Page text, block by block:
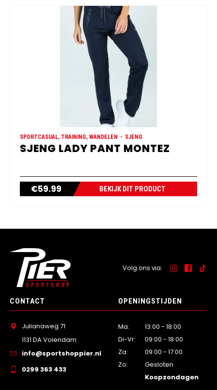
SPORTCASUAL, TRAINING, WANDELEN SJENG
SJENG LADY PANT MONTEZ
€59.99 BEKIJK DIT PRODUCT
Volg ons via:
CONTACT
Julianaweg 71
1131 DA Volendam
info@sportshoppier.nl
0299 363 433
OPENINGSTIJDEN
Ma:
13:00 - 18:00
Di-Vr:
09:00 - 18:00
Za:
09:00 - 17:00
Zo:
Gesloten
Koopzondagen